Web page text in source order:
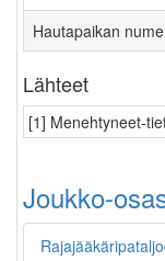
Hautapaikan
Lähteet
[1] Menehtyneet-
Joukko-